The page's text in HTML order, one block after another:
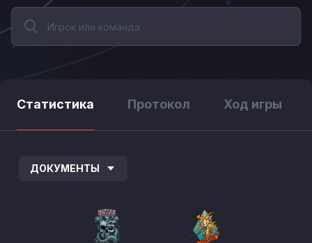
Статистика Протокол Ход игры
ДОКУМЕНТЫ